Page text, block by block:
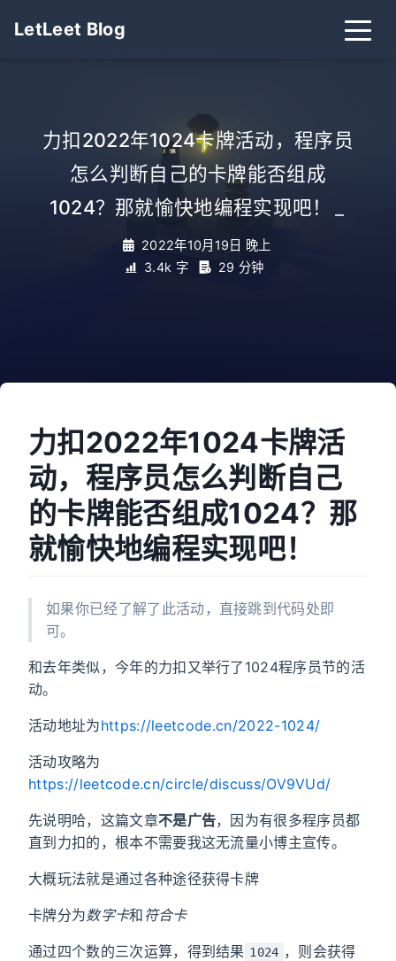
LetLeet Blog
力扣2022年1024卡牌活动，程序员
怎么判断自己的卡牌能否组成
1024？那就愉快地编程实现吧！
2022年10月19日 晚上
3.4k 字
29 分钟
力扣2022年1024卡牌活
动，程序员怎么判断自己
的卡牌能否组成1024？那
就愉快地编程实现吧！
如果你已经了解了此活动，直接跳到代码处即
可。
和去年类似，今年的力扣又举行了1024程序员节的活
动。
活动地址为https://leetcode.cn/2022-1024/
活动攻略为
https://leetcode.cn/circle/discuss/OV9VUd/
先说明哈，这篇文章不是广告，因为有很多程序员都
直到力扣的，根本不需要我这无流量小博主宣传。
大概玩法就是通过各种途径获得卡牌
卡牌分为数字卡和 符合卡
通过四个数的三次运算，得到结果 1024 ，则会获得